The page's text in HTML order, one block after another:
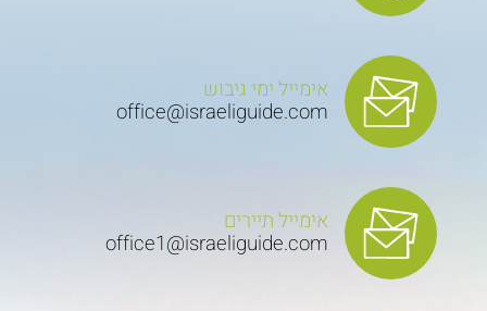
אימייל ימי גיבוש
office@israeliguide.com
אימייל תיירים
office1@israeliguide.com